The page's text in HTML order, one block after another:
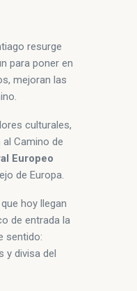
resurge
para poner en
mejoran las
culturales,
Camino de
Europeo
de Europa.
hoy llegan
de entrada la
sentido:
y divisa del